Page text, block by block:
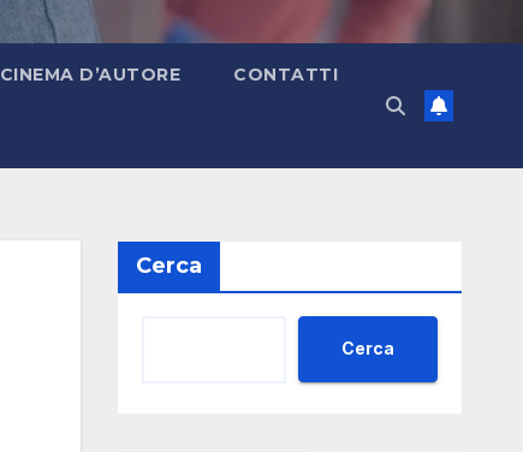
CINEMA D’AUTORE CONTATTI
Cerca
Cerca